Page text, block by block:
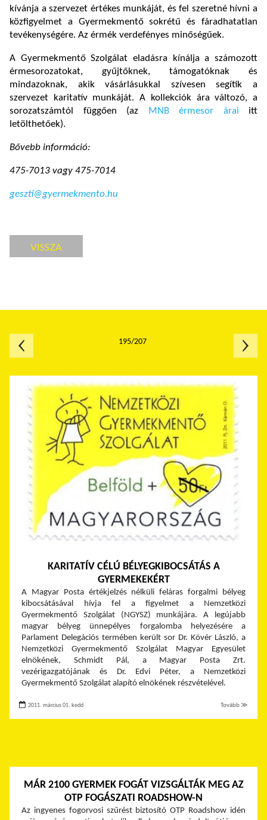
kívánja a szervezet értékes munkáját, és fel szeretné hívni a
közfigyelmet a Gyermekmentő sokrétű és fáradhatatlan
tevékenységére. Az érmék verdefényes minőségűek.
A Gyermekmentő Szolgálat eladásra kínálja a számozott
érmesorozatokat, gyűjtőknek, támogatóknak és
mindazoknak, akik vásárlásukkal szívesen segítik a
szervezet karitatív munkáját. A kollekciók ára változó, a
sorozatszámtól függően (az
MNB érmesor árai itt
letölthetőek).
Bővebb információ:
475-7013 vagy 475-7014
geszti@gyermekmento.hu
VISSZA
KARITATÍV CÉLÚ BÉLYEGKIBOCSÁTÁS A
GYERMEKEKÉRT
A Magyar Posta értékjelzés nélküli feláras forgalmi bélyeg
kibocsátásával hívja fel a figyelmet a Nemzetközi
Gyermekmentő Szolgálat (NGYSZ) munkájára. A legújabb
magyar bélyeg ünnepélyes forgalomba helyezésére a
Parlament Delegációs termében került sor Dr. Kövér László, a
Nemzetközi Gyermekmentő Szolgálat Magyar Egyesület
elnökének, Schmidt Pál, a Magyar Posta Zrt.
vezérigazgatójának és Dr. Edvi Péter, a Nemzetközi
Gyermekmentő Szolgálat alapító elnökének részvételével.
2011. március 01. kedd Tovább ≫
MÁR 2100 GYERMEK FOGÁT VIZSGÁLTÁK MEG AZ
OTP FOGÁSZATI ROADSHOW-N
Az ingyenes fogorvosi szűrést biztosító OTP Roadshow idén
195/207